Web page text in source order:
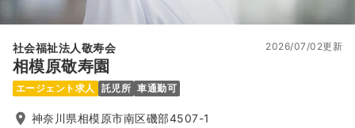
社会福祉法人敬寿会
相模原敬寿園
2026/07/02更新
エージェント求人 託児所 車通勤可
神奈川県相模原市南区磯部4507-1